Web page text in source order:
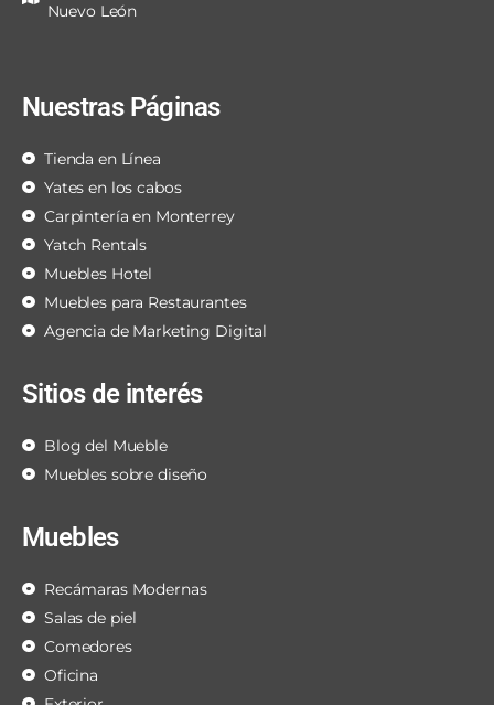
Nuevo León
Nuestras Páginas
Tienda en Línea
Yates en los cabos
Carpintería en Monterrey
Yatch Rentals
Muebles Hotel
Muebles para Restaurantes
Agencia de Marketing Digital
Sitios de interés
Blog del Mueble
Muebles sobre diseño
Muebles
Recámaras Modernas
Salas de piel
Comedores
Oficina